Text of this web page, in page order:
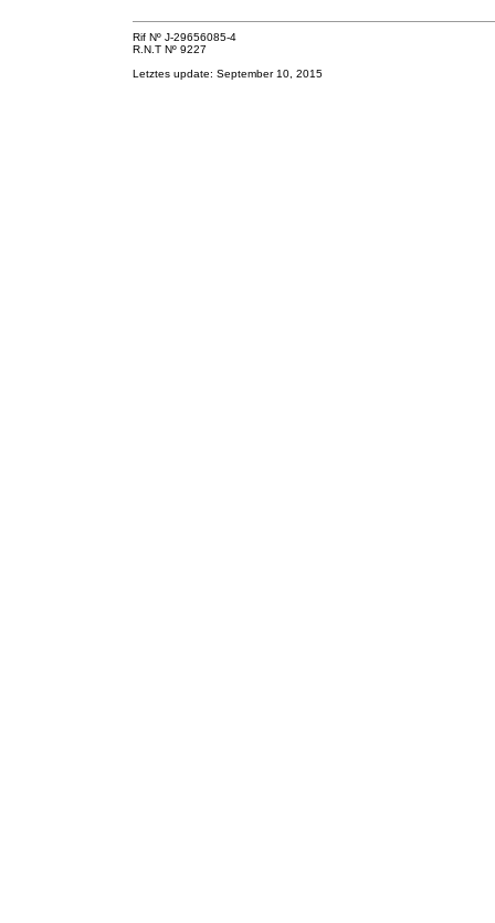
Rif Nº J-29656085-4
R.N.T Nº 9227
Letztes update: September 10, 2015